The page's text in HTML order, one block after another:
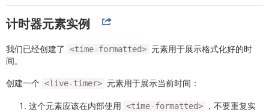
计时器元素实例
我们已经创建了 <time-formatted> 元素用于展示格式化好的时
间。
创建一个 <live-timer> 元素用于展示当前时间：
这个元素应该在内部使用 <time-formatted>
，不要重复实